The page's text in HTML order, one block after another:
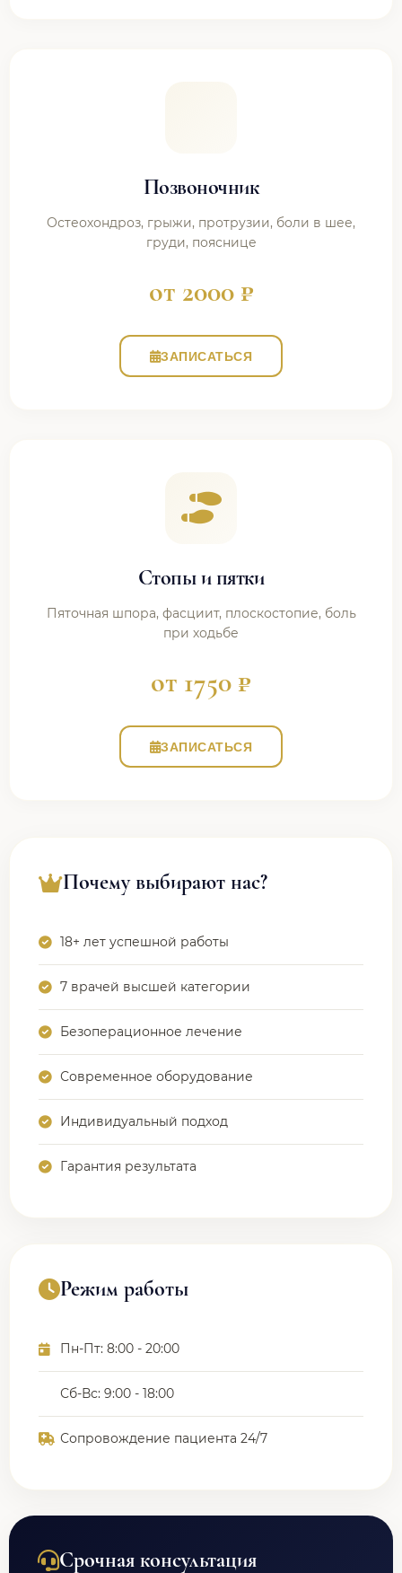
Позвоночник
Остеохондроз, грыжи, протрузии, боли в шее,
груди, пояснице
от 2000 ₽
ЗАПИСАТЬСЯ
Стопы и пятки
Пяточная шпора, фасциит, плоскостопие, боль
при ходьбе
от 1750 ₽
ЗАПИСАТЬСЯ
Почему выбирают нас?
18+ лет успешной работы
7 врачей высшей категории
Безоперационное лечение
Современное оборудование
Индивидуальный подход
Гарантия результата
Режим работы
Пн-Пт: 8:00 - 20:00
Сб-Вс: 9:00 - 18:00
Сопровождение пациента 24/7
Срочная консультация